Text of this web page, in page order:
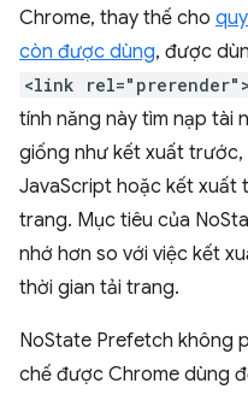
Chrome, thay thế cho
còn được dùng, được
<link
tính năng này tìm nạp tài
giống như kết xuất
JavaScript hoặc kết xuất
trang. Mục tiêu của
nhớ hơn so với việc kết
thời gian tải trang.
NoState Prefetch không
chế được Chrome dùng